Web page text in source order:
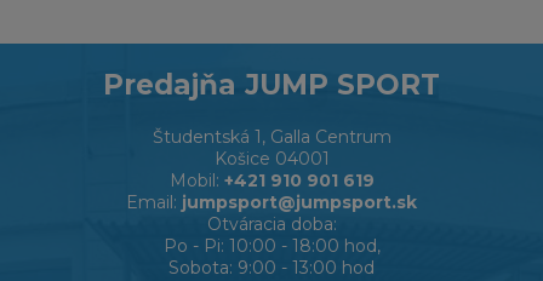
Predajňa JUMP SPORT
Študentská 1, Galla Centrum
Košice 04001
Mobil: +421 910 901 619
Email: jumpsport@jumpsport.sk
Otváracia doba:
Po - Pi: 10:00 - 18:00 hod,
Sobota: 9:00 - 13:00 hod